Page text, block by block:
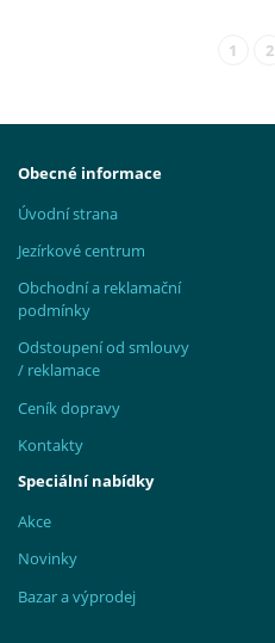
1 2
Obecné informace
Úvodní strana
Jezírkové centrum
Obchodní a reklamační
podmínky
Odstoupení od smlouvy
/ reklamace
Ceník dopravy
Kontakty
Speciální nabídky
Akce
Novinky
Bazar a výprodej